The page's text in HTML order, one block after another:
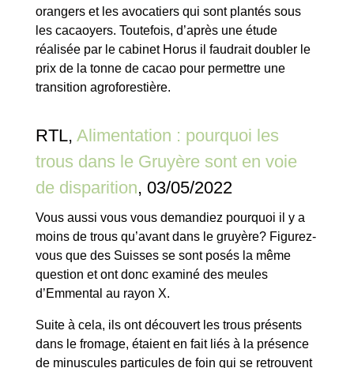
orangers et les avocatiers qui sont plantés sous
les cacaoyers. Toutefois, d’après une étude
réalisée par le cabinet Horus il faudrait doubler le
prix de la tonne de cacao pour permettre une
transition agroforestière.
RTL, Alimentation : pourquoi les
trous dans le Gruyère sont en voie
de disparition, 03/05/2022
Vous aussi vous vous demandiez pourquoi il y a
moins de trous qu’avant dans le gruyère? Figurez-
vous que des Suisses se sont posés la même
question et ont donc examiné des meules
d’Emmental au rayon X.
Suite à cela, ils ont découvert les trous présents
dans le fromage, étaient en fait liés à la présence
de minuscules particules de foin qui se retrouvent